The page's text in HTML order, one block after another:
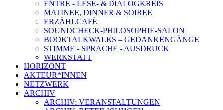
ENTRE - LESE- & DIALOGKREIS
MATINEE, DINNER & SOIREE
ERZÄHLCAFÉ
SOUNDCHECK-PHILOSOPHIE-SALON
BOOKTALKWALKS – GEDANKENGÄNGE
STIMME - SPRACHE - AUSDRUCK
WERKSTATT
HORIZONT
AKTEUR*INNEN
NETZWERK
ARCHIV
ARCHIV: VERANSTALTUNGEN